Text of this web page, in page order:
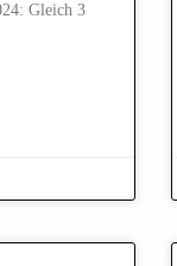
Gleich 3